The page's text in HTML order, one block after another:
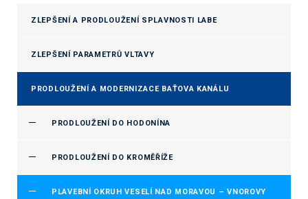
ZLEPŠENÍ A PRODLOUŽENÍ SPLAVNOSTI LABE
ZLEPŠENÍ PARAMETRŮ VLTAVY
PRODLOUŽENÍ A MODERNIZACE BAŤOVA KANÁLU
PRODLOUŽENÍ DO HODONÍNA
PRODLOUŽENÍ DO KROMĚŘÍŽE
PLAVEBNÍ OKRUH VESELÍ NAD MORAVOU – VNOROVY